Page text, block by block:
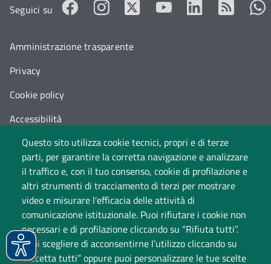
Questo sito utilizza cookie tecnici, propri e di terze
parti, per garantire la corretta navigazione e analizzare
il traffico e, con il tuo consenso, cookie di profilazione e
altri strumenti di tracciamento di terzi per mostrare
video e misurare l'efficacia delle attività di
comunicazione istituzionale. Puoi rifiutare i cookie non
necessari e di profilazione cliccando su “Rifiuta tutti”.
Puoi scegliere di acconsentirne l’utilizzo cliccando su
“Accetta tutti” oppure puoi personalizzare le tue scelte
Seguici su
Amministrazione trasparente
Privacy
Cookie policy
Accessibilità
Cambia idea sui cookie
Dati di monitoraggio